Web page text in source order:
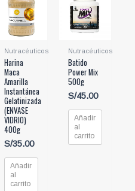
Nutracéuticos
Harina
Maca
Amarilla
Instantánea
Gelatinizada
(ENVASE
VIDRIO)
400g
S/35.00
Añadir
al
carrito
Nutracéuticos
Batido
Power Mix
500g
S/45.00
Añadir
al
carrito